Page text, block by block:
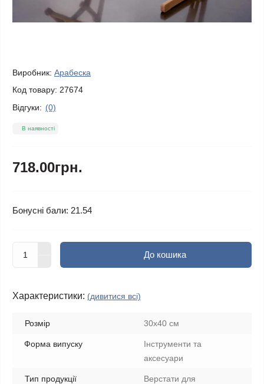
Виробник: Арабеска
Код товару: 27674
Відгуки: (0)
В наявності
718.00грн.
Бонусні бали: 21.54
До кошика
Характеристики: (дивитися всі)
Розмір 30х40 см
Форма випуску
Інструменти та
аксесуари
Тип продукції
Верстати для